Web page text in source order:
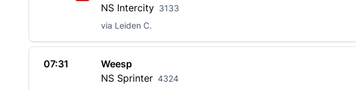
NS Intercity 3133
via Leiden C.
07:31
Weesp
NS Sprinter 4324